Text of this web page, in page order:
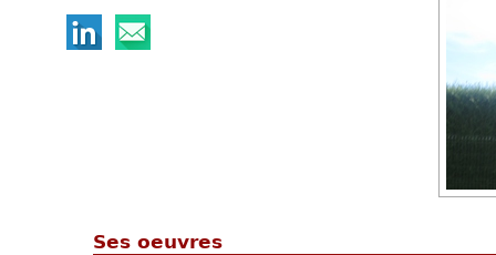
Ses oeuvres